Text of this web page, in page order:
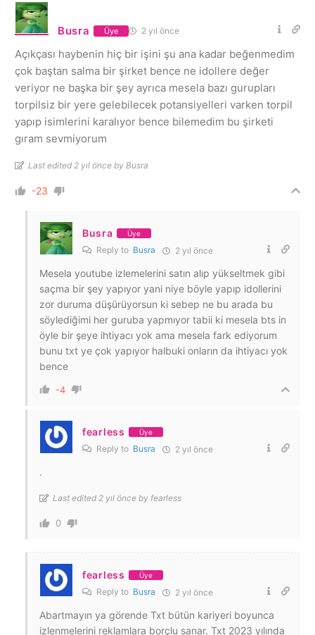
Busra Üye 2 yıl önce
Açıkçası haybenin hiç bir işini şu ana kadar beğenmedim
çok baştan salma bir şirket bence ne idollere değer
veriyor ne başka bir şey ayrıca mesela bazı gurupları
torpilsiz bir yere gelebilecek potansiyelleri varken torpil
yapıp isimlerini karalıyor bence bilemedim bu şirketi
gıram sevmiyorum
Last edited 2 yıl önce by Busra
-23
Busra Üye
Reply to Busra 2 yıl önce
Mesela youtube izlemelerini satın alıp yükseltmek gibi
saçma bir şey yapıyor yani niye böyle yapıp idollerini
zor duruma düşürüyorsun ki sebep ne bu arada bu
söylediğimi her guruba yapmıyor tabii ki mesela bts in
öyle bir şeye ihtiyacı yok ama mesela fark ediyorum
bunu txt ye çok yapıyor halbuki onların da ihtiyacı yok
bence
-4
fearless Üye
Reply to Busra 2 yıl önce
.
Last edited 2 yıl önce by fearless
0
fearless Üye
Reply to Busra 2 yıl önce
Abartmayın ya görende Txt bütün kariyeri boyunca
izlenmelerini reklamlara borçlu sanar. Txt 2023 yılında